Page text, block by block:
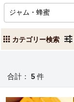
カテゴリー検索
合計： 5 件